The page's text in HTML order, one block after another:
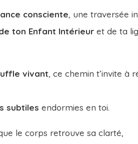
consciente, une traversée
ton Enfant Intérieur et de ta
vivant, ce chemin t’invite à
subtiles endormies en toi.
le corps retrouve sa clarté,